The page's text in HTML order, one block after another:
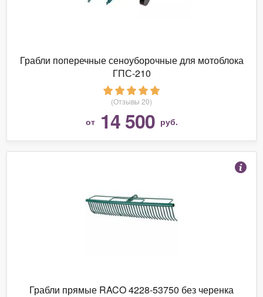
Грабли поперечные сеноуборочные для мотоблока
ГПС-210
(Отзывы 20)
от 14 500 руб.
Грабли прямые RACO 4228-53750 без черенка